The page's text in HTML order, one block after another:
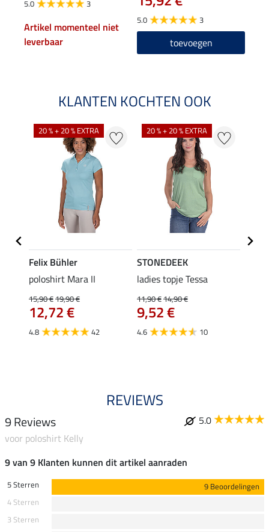
5.0 3
Artikel momenteel niet
leverbaar
5.0 3
toevoegen
KLANTEN KOCHTEN OOK
20 % + 20 % EXTRA
Felix Bühler
poloshirt Mara II
15,90 €19,90 €
12,72 €
4.8 42
20 % + 20 % EXTRA
STONEDEEK
ladies topje Tessa
11,90 €14,90 €
9,52 €
4.6 10
REVIEWS
9 Reviews
5.0
voor poloshirt Kelly
9 van 9 Klanten kunnen dit artikel aanraden
5 Sterren
9 Beoordelingen
4 Sterren
3 Sterren